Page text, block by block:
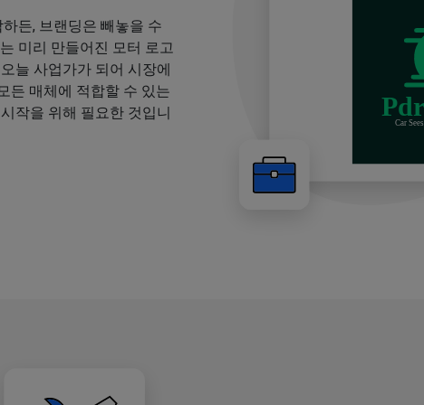
든, 브랜딩은 빼놓을 수
미리 만들어진 모터 로고
늘 사업가가 되어 시장에
든 매체에 적합할 수 있는
작을 위해 필요한 것입니